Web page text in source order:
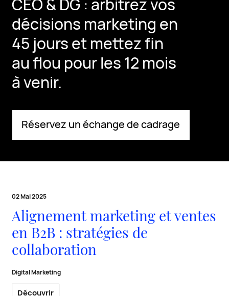
CEO & DG : arbitrez vos
décisions marketing en
45 jours et mettez fin
au flou pour les 12 mois
à venir.
Réservez un échange de cadrage
02 Mai 2025
Alignement marketing et ventes
en B2B : stratégies de
collaboration
Digital Marketing
Découvrir